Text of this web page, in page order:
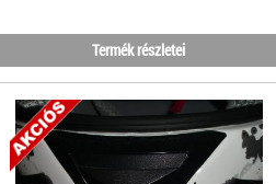
Termék részletei